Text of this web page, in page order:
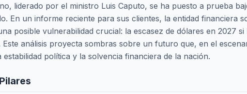
liderado por el ministro Luis Caputo, se ha puesto a prueba
En un informe reciente para sus clientes, la entidad financiera
posible vulnerabilidad crucial: la escasez de dólares en 2027
análisis proyecta sombras sobre un futuro que, en el
política y la solvencia financiera de la nación.